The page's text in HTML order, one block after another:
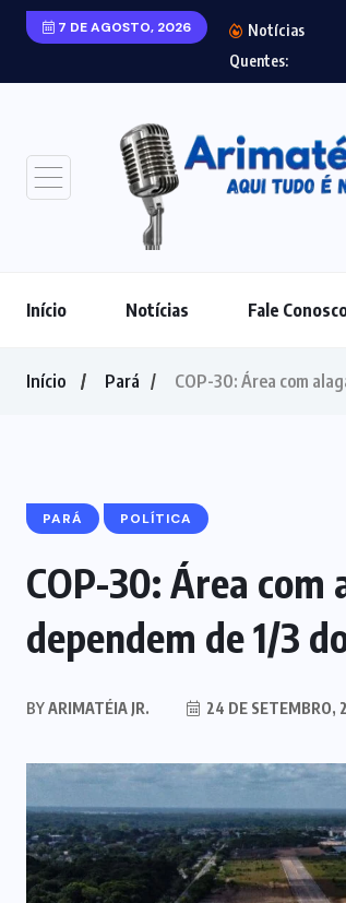
7 DE AGOSTO, 2026
Notícias
Quentes:
Início Notícias Fale
Início Pará COP-30: Área com
PARÁ POLÍTICA
COP-30: Área com
dependem de 1/3
BYARIMATÉIA JR. 24 DE SETEMBRO,
MARANHÃO